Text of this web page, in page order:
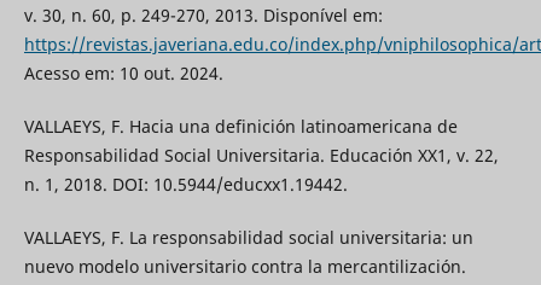
v. 30, n. 60, p. 249-270, 2013. Disponível em:
https://revistas.javeriana.edu.co/index.php/vniphilosophica/
Acesso em: 10 out. 2024.
VALLAEYS, F. Hacia una definición latinoamericana de
Responsabilidad Social Universitaria. Educación XX1, v. 22,
n. 1, 2018. DOI: 10.5944/educxx1.19442.
VALLAEYS, F. La responsabilidad social universitaria: un
nuevo modelo universitario contra la mercantilización.